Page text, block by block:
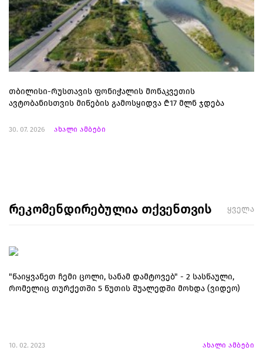
თბილისი-რუსთავის ფონიჭალის მონაკვეთის
ავტობანისთვის მიწების გამოსყიდვა ₾17 მლნ ჯდება
30. 07. 2026 ახალი ამბები
რეკომენდირებულია თქვენთვის ყველა
"წაიყვანეთ ჩემი ცოლი, სანამ დამტოვებ" - 2 სასწაული,
რომელიც თურქეთში 5 წუთის შუალედში მოხდა (ვიდეო)
10. 02. 2023 ახალი ამბები